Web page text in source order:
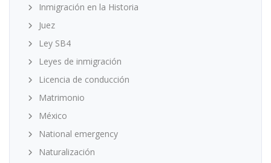
Inmigración en la Historia
Juez
Ley SB4
Leyes de inmigración
Licencia de conducción
Matrimonio
México
National emergency
Naturalización